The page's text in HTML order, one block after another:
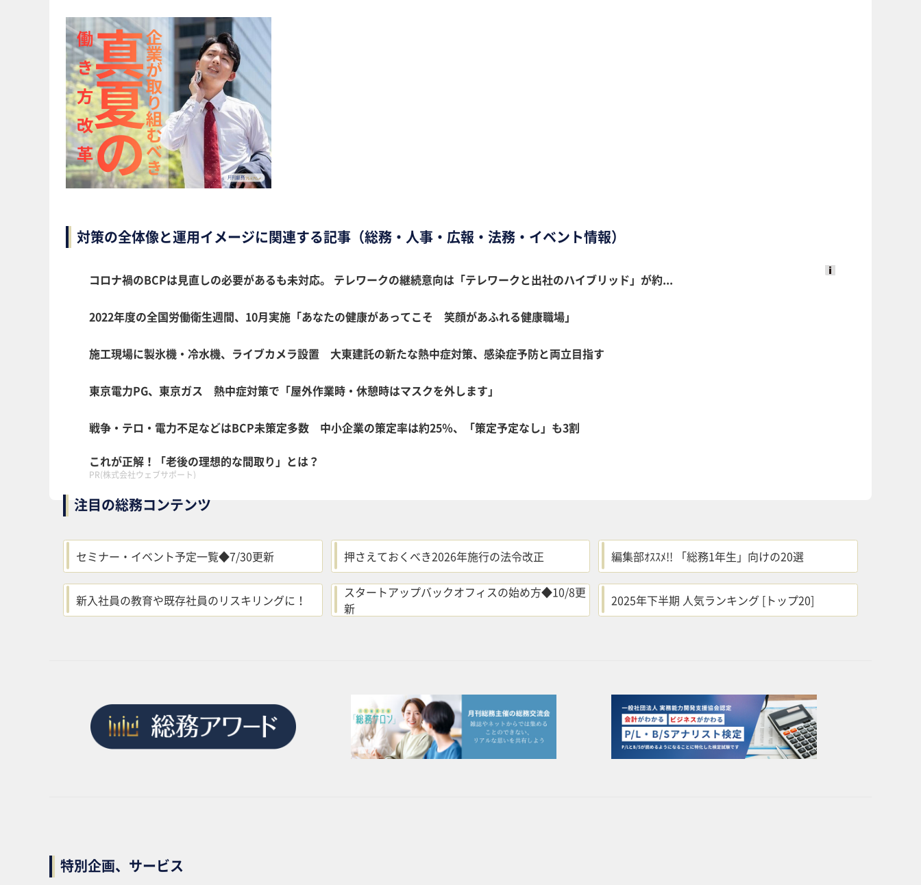
対策の全体像と運用イメージに関連する記事（総務・人事・広報・法務・イベント情報）
コロナ禍のBCPは見直しの必要があるも未対応。 テレワークの継続意向は「テレワークと出社のハイブリッド」が約...
2022年度の全国労働衛生週間、10月実施「あなたの健康があってこそ 笑顔があふれる健康職場」
施工現場に製氷機・冷水機、ライブカメラ設置 大東建託の新たな熱中症対策、感染症予防と両立目指す
東京電力PG、東京ガス 熱中症対策で「屋外作業時・休憩時はマスクを外します」
戦争・テロ・電力不足などはBCP未策定多数 中小企業の策定率は約25％、「策定予定なし」も3割
これが正解！「老後の理想的な間取り」とは？
PR(株式会社ウェブサポート)
注目の総務コンテンツ
セミナー・イベント予定一覧◆7/30更新 押さえておくべき2026年施行の法令改正 編集部ｵｽｽﾒ!! 「総務1年生」向けの20選
新入社員の教育や既存社員のリスキリングに！
スタートアップバックオフィスの始め方◆10/8更
新
2025年下半期 人気ランキング [トップ20]
特別企画、サービス